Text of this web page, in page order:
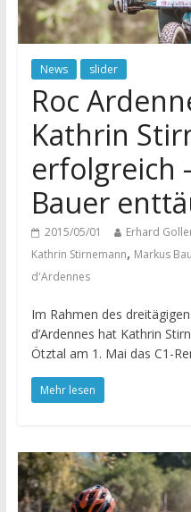
News slider
Roc
Kathrin
erfolgreich
Bauer
2015/05/01 Erhard
Kathrin Stirnemann, Markus
d'Ardennes
Im Rahmen des
d’Ardennes hat Kathrin
Ötztal am 1. Mai das C1-
Mehr lesen